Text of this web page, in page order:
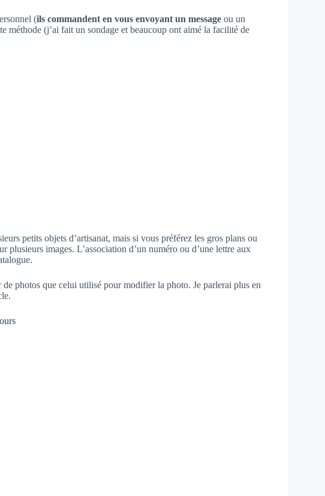
(ils commandent en vous envoyant un message ou un
méthode (j’ai fait un sondage et beaucoup ont aimé la facilité de
petits objets d’artisanat, mais si vous préférez les gros plans ou
plusieurs images. L’association d’un numéro ou d’une lettre aux
photos que celui utilisé pour modifier la photo. Je parlerai plus en